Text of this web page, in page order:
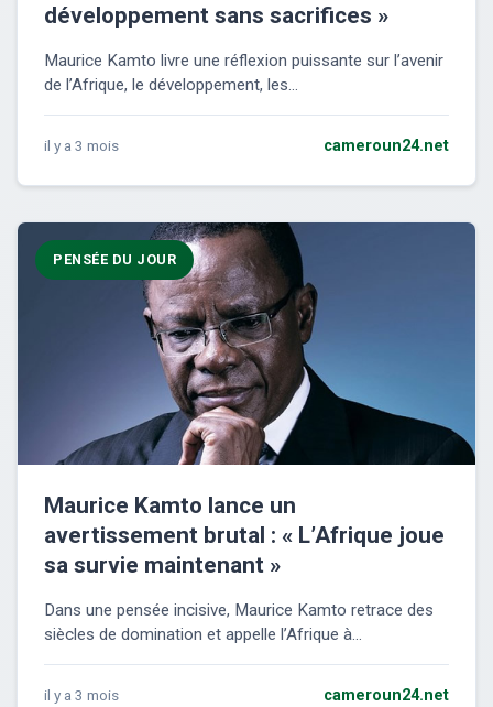
développement sans sacrifices »
Maurice Kamto livre une réflexion puissante sur l’avenir
de l’Afrique, le développement, les...
il y a 3 mois cameroun24.net
PENSÉE DU JOUR
Maurice Kamto lance un
avertissement brutal : « L’Afrique joue
sa survie maintenant »
Dans une pensée incisive, Maurice Kamto retrace des
siècles de domination et appelle l’Afrique à...
il y a 3 mois cameroun24.net